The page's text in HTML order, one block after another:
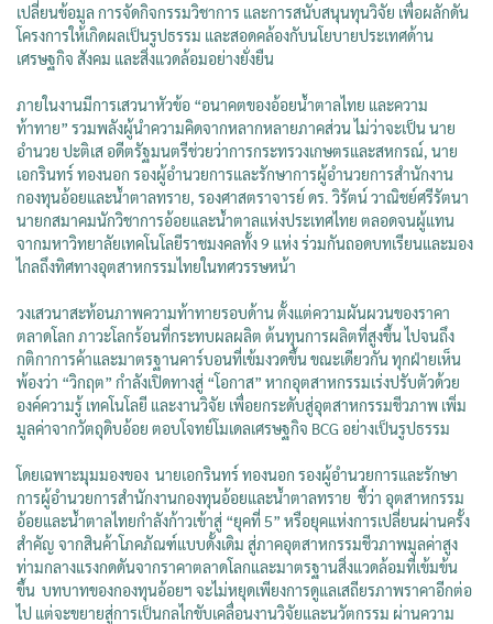
เปลี่ยนข้อมูล การจัดกิจกรรมวิชาการ และการสนับสนุนทุนวิจัย เพื่อผลักดัน
โครงการให้เกิดผลเป็นรูปธรรม และสอดคล้องกับนโยบายประเทศด้าน
เศรษฐกิจ สังคม และสิ่งแวดล้อมอย่างยั่งยืน
ภายในงานมีการเสวนาหัวข้อ “อนาคตของอ้อยน้ำตาลไทย และความ
ท้าทาย” รวมพลังผู้นำความคิดจากหลากหลายภาคส่วน ไม่ว่าจะเป็น นาย
อำนวย ปะติเส อดีตรัฐมนตรีช่วยว่าการกระทรวงเกษตรและสหกรณ์, นาย
เอกรินทร์ ทองนอก รองผู้อำนวยการและรักษาการผู้อำนวยการสำนักงาน
กองทุนอ้อยและน้ำตาลทราย, รองศาสตราจารย์ ดร. วิรัตน์ วาณิชย์ศรีรัตนา
นายกสมาคมนักวิชาการอ้อยและน้ำตาลแห่งประเทศไทย ตลอดจนผู้แทน
จากมหาวิทยาลัยเทคโนโลยีราชมงคลทั้ง 9 แห่ง ร่วมกันถอดบทเรียนและมอง
ไกลถึงทิศทางอุตสาหกรรมไทยในทศวรรษหน้า
วงเสวนาสะท้อนภาพความท้าทายรอบด้าน ตั้งแต่ความผันผวนของราคา
ตลาดโลก ภาวะโลกร้อนที่กระทบผลผลิต ต้นทุนการผลิตที่สูงขึ้น ไปจนถึง
กติกาการค้าและมาตรฐานคาร์บอนที่เข้มงวดขึ้น ขณะเดียวกัน ทุกฝ่ายเห็น
พ้องว่า “วิกฤต” กำลังเปิดทางสู่ “โอกาส” หากอุตสาหกรรมเร่งปรับตัวด้วย
องค์ความรู้ เทคโนโลยี และงานวิจัย เพื่อยกระดับสู่อุตสาหกรรมชีวภาพ เพิ่ม
มูลค่าจากวัตถุดิบอ้อย ตอบโจทย์โมเดลเศรษฐกิจ BCG อย่างเป็นรูปธรรม
โดยเฉพาะมุมมองของ นายเอกรินทร์ ทองนอก รองผู้อำนวยการและรักษา
การผู้อำนวยการสำนักงานกองทุนอ้อยและน้ำตาลทราย ชี้ว่า อุตสาหกรรม
อ้อยและน้ำตาลไทยกำลังก้าวเข้าสู่ “ยุคที่ 5” หรือยุคแห่งการเปลี่ยนผ่านครั้ง
สำคัญ จากสินค้าโภคภัณฑ์แบบดั้งเดิม สู่ภาคอุตสาหกรรมชีวภาพมูลค่าสูง
ท่ามกลางแรงกดดันจากราคาตลาดโลกและมาตรฐานสิ่งแวดล้อมที่เข้มข้น
ขึ้น บทบาทของกองทุนอ้อยฯ จะไม่หยุดเพียงการดูแลเสถียรภาพราคาอีกต่อ
ไป แต่จะขยายสู่การเป็นกลไกขับเคลื่อนงานวิจัยและนวัตกรรม ผ่านความ